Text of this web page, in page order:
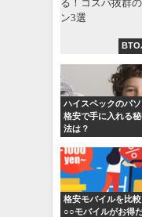
ハイスペックのパ
格安で手に入れる
法は？
格安モバイルを比
○○モバイルがお得